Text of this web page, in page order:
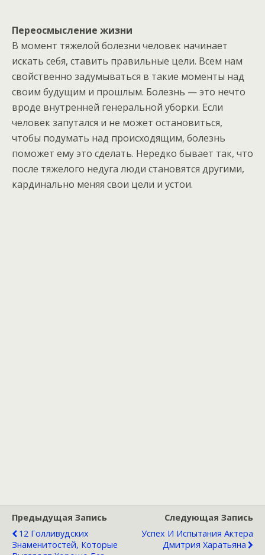
Переосмысление жизни
В момент тяжелой болезни человек начинает
искать себя, ставить правильные цели. Всем нам
свойственно задумываться в такие моменты над
своим будущим и прошлым. Болезнь — это нечто
вроде внутренней генеральной уборки. Если
человек запутался и не может остановиться,
чтобы подумать над происходящим, болезнь
поможет ему это сделать. Нередко бывает так, что
после тяжелого недуга люди становятся другими,
кардинально меняя свои цели и устои.
Предыдущая Запись
12 Голливудских
Знаменитостей, Которые
Следующая Запись
Успех И Испытания Актера
Дмитрия Харатьяна